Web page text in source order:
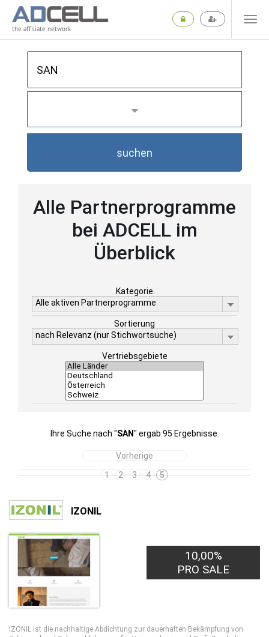
the affiliate network
suchen
Alle Partnerprogramme
bei ADCELL im
Überblick
Kategorie
Alle aktiven Partnerprogramme
Sortierung
nach Relevanz (nur Stichwortsuche)
Vertriebsgebiete
Ihre Suche nach "SAN" ergab 95 Ergebnisse.
Vorherige
1
2 3 4 5
IZONIL
10,00%
PRO SALE
IZONIL ist die nachhaltige Abdichtung zur dauerhaften Bekämpfung von